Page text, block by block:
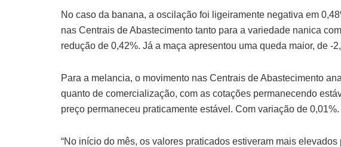
No caso da banana, a oscilação foi ligeiramente negativa em
nas Centrais de Abastecimento tanto para a variedade nanica
redução de 0,42%. Já a maça apresentou uma queda maior, de -
Para a melancia, o movimento nas Centrais de Abastecimento
quanto de comercialização, com as cotações permanecendo
preço permaneceu praticamente estável. Com variação de 0,01%.
“No início do mês, os valores praticados estiveram mais